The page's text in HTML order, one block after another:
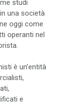
studi
una società
oggi come
operanti nel
è un’entità
e